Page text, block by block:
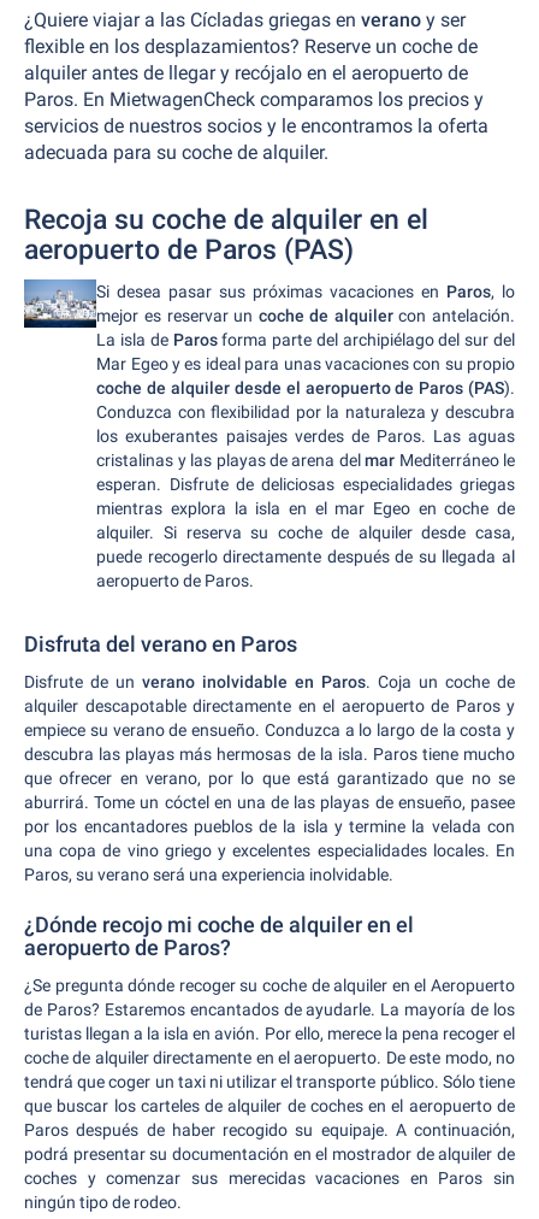
¿Quiere viajar a las Cícladas griegas en verano y ser
flexible en los desplazamientos? Reserve un coche de
alquiler antes de llegar y recójalo en el aeropuerto de
Paros. En MietwagenCheck comparamos los precios y
servicios de nuestros socios y le encontramos la oferta
adecuada para su coche de alquiler.
Recoja su coche de alquiler en el
aeropuerto de Paros (PAS)
Si desea pasar sus próximas vacaciones en Paros, lo
mejor es reservar un coche de alquilercon antelación.
La isla de Parosforma parte del archipiélago del sur del
Mar Egeo y es ideal para unas vacaciones con su propio
coche de alquiler desde el aeropuerto de Paros (PAS).
Conduzca con flexibilidad por la naturaleza y descubra
los exuberantes paisajes verdes de Paros. Las aguas
cristalinas y las playas de arena delmar Mediterráneo le
esperan. Disfrute de deliciosas especialidades griegas
mientras explora la isla en el mar Egeo en coche de
alquiler. Si reserva su coche de alquiler desde casa,
puede recogerlo directamente después de su llegada al
aeropuerto de Paros.
Disfruta del verano en Paros
Disfrute de un verano inolvidable en Paros. Coja un coche de
alquiler descapotable directamente en el aeropuerto de Paros y
empiece su verano de ensueño. Conduzca a lo largo de la costa y
descubra las playas más hermosas de la isla. Paros tiene mucho
que ofrecer en verano, por lo que está garantizado que no se
aburrirá. Tome un cóctel en una de las playas de ensueño, pasee
por los encantadores pueblos de la isla y termine la velada con
una copa de vino griego y excelentes especialidades locales. En
Paros, su verano será una experiencia inolvidable.
¿Dónde recojo mi coche de alquiler en el
aeropuerto de Paros?
¿Se pregunta dónde recoger su coche de alquiler en el Aeropuerto
de Paros? Estaremos encantados de ayudarle. La mayoría de los
turistas llegan a la isla en avión. Por ello, merece la pena recoger el
coche de alquiler directamente en el aeropuerto. De este modo, no
tendrá que coger un taxi ni utilizar el transporte público. Sólo tiene
que buscar los carteles de alquiler de coches en el aeropuerto de
Paros después de haber recogido su equipaje. A continuación,
podrá presentar su documentación en el mostrador de alquiler de
coches y comenzar sus merecidas vacaciones en Paros sin
ningún tipo de rodeo.